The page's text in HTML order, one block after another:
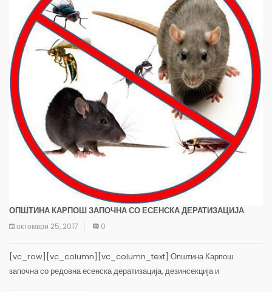
ОПШТИНА КАРПОШ ЗАПОЧНА СО ЕСЕНСКА ДЕРАТИЗАЦИЈА
октомври 25, 2017 0
[vc_row][vc_column][vc_column_text] Општина Карпош
започна со редовна есенска дератизација, дезинсекција и